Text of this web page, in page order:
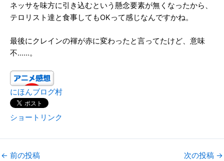
ネッサを味方に引き込むという懸念要素が無くなったから、
テロリスト達と食事してもOKって感じなんですかね。
最後にクレインの褌が赤に変わったと言ってたけど、意味
不……。
にほんブログ村
ショートリンク
← 前の投稿 次の投稿 →